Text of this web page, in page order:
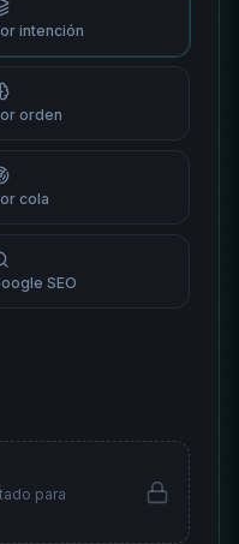
intención
orden
cola
SEO
para